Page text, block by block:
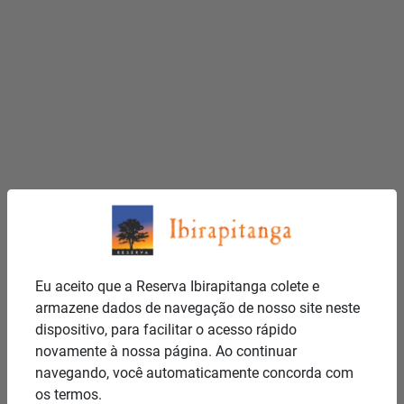
Eu aceito que a Reserva Ibirapitanga colete e
armazene dados de navegação de nosso site neste
dispositivo, para facilitar o acesso rápido
novamente à nossa página. Ao continuar
navegando, você automaticamente concorda com
os termos.